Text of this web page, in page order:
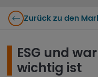
Zurück zu den
ESG und
wichtig ist